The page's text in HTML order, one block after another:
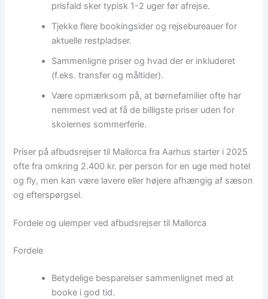
prisfald sker typisk 1-2 uger før afrejse.
Tjekke flere bookingsider og rejsebureauer for
aktuelle restpladser.
Sammenligne priser og hvad der er inkluderet
(f.eks. transfer og måltider).
Være opmærksom på, at børnefamilier ofte har
nemmest ved at få de billigste priser uden for
skolernes sommerferie.
Priser på afbudsrejser til Mallorca fra Aarhus starter i 2025
ofte fra omkring 2.400 kr. per person for en uge med hotel
og fly, men kan være lavere eller højere afhængig af sæson
og efterspørgsel.
Fordele og ulemper ved afbudsrejser til Mallorca
Fordele
Betydelige besparelser sammenlignet med at
booke i god tid.